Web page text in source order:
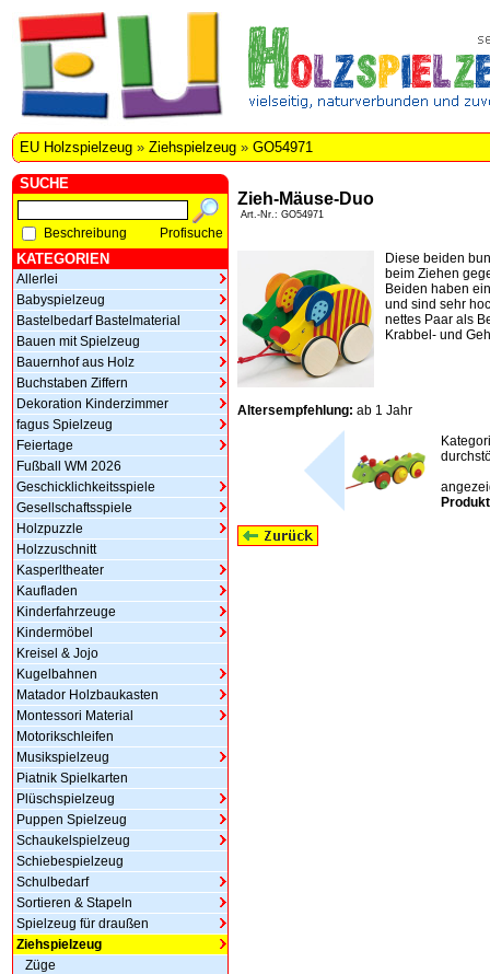
EU Holzspielzeug » Ziehspielzeug » GO54971
SUCHE
Beschreibung Profisuche
KATEGORIEN
Allerlei
Babyspielzeug
Bastelbedarf Bastelmaterial
Bauen mit Spielzeug
Bauernhof aus Holz
Buchstaben Ziffern
Dekoration Kinderzimmer
fagus Spielzeug
Feiertage
Fußball WM 2026
Geschicklichkeitsspiele
Gesellschaftsspiele
Holzpuzzle
Holzzuschnitt
Kasperltheater
Kaufladen
Kinderfahrzeuge
Kindermöbel
Kreisel & Jojo
Kugelbahnen
Matador Holzbaukasten
Montessori Material
Motorikschleifen
Musikspielzeug
Piatnik Spielkarten
Plüschspielzeug
Puppen Spielzeug
Schaukelspielzeug
Schiebespielzeug
Schulbedarf
Sortieren & Stapeln
Spielzeug für draußen
Ziehspielzeug
Züge
Zieh-Mäuse-Duo
Art.-Nr.: GO54971
Diese beiden
beim Ziehen
Beiden haben
und sind sehr
nettes Paar als
Krabbel- und
Altersempfehlung: ab 1 Jahr